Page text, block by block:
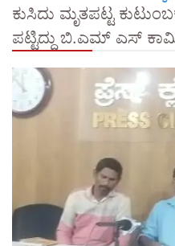
ಕುಸಿದು ಮೃತಪಟ್ಟ
ಪಟ್ಟಿದ್ದು ಬಿ.ಎಮ್ ಎಸ್